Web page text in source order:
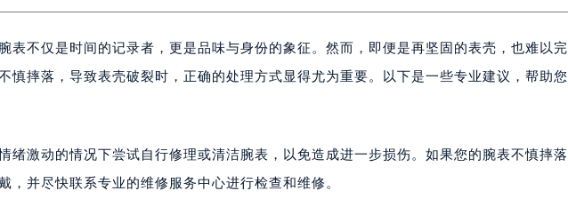
路705号嘉兴世界贸易中心写字楼A座13层1304室（需提前预约）
红谷中大道998号绿地双子塔（中央广场）A1座办公楼14层07室（需提前预约）
路11111号华润中心写字楼（万象城）15层1508室（需提前预约）
东路371-375号世界贸易中心大厦南塔写字楼15层07室（需提前预约）
东路5001号华润大厦写字楼17层1701室（需提前预约）
表不仅是时间的记录者，更是品味与身份的象征。然而，即便是再坚固的表壳，也难以完
慎摔落，导致表壳破裂时，正确的处理方式显得尤为重要。以下是一些专业建议，帮助您
绪激动的情况下尝试自行修理或清洁腕表，以免造成进一步损伤。如果您的腕表不慎摔落
，并尽快联系专业的维修服务中心进行检查和维修。